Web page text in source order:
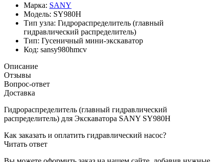
Марка: SANY
Модель: SY980H
Тип узла: Гидрораспределитель (главный
гидравлический распределитель)
Тип: Гусеничный мини-экскаватор
Код: sansy980hmcv
Описание
Отзывы
Вопрос-ответ
Доставка
Гидрораспределитель (главный гидравлический
распределитель) для Экскаватора SANY SY980H
Как заказать и оплатить гидравлический насос?
Читать ответ